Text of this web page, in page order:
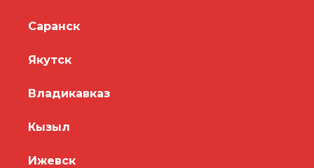
Саранск
Якутск
Владикавказ
Кызыл
Ижевск